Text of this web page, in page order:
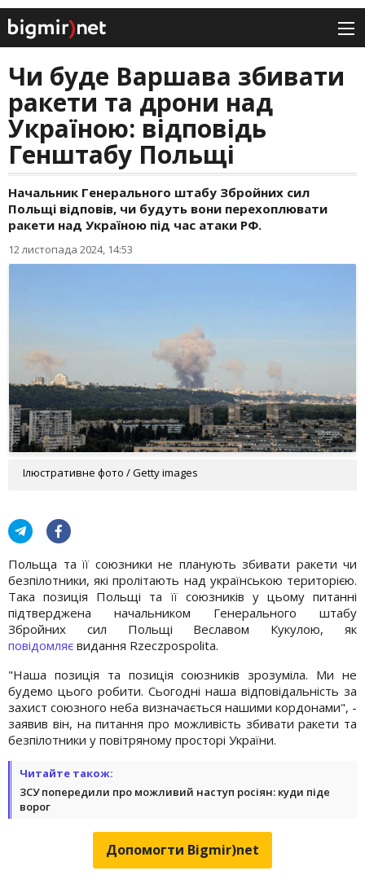
Чи буде Варшава збивати
ракети та дрони над
Україною: відповідь
Генштабу Польщі
Начальник Генерального штабу Збройних сил
Польщі відповів, чи будуть вони перехоплювати
ракети над Україною під час атаки РФ.
12 листопада 2024, 14:53
Ілюстративне фото / Getty images
Польща та її союзники не планують збивати ракети чи
безпілотники, які пролітають над українською територією.
Така позиція Польщі та її союзників у цьому питанні
підтверджена начальником Генерального штабу
Збройних сил Польщі Веславом Кукулою, як
повідомляє видання Rzeczpospolita.
"Наша позиція та позиція союзників зрозуміла. Ми не
будемо цього робити. Сьогодні наша відповідальність за
захист союзного неба визначається нашими кордонами", -
заявив він, на питання про можливість збивати ракети та
безпілотники у повітряному просторі України.
Читайте також:
ЗСУ попередили про можливий наступ росіян: куди піде
ворог
Допомогти Bigmir)net